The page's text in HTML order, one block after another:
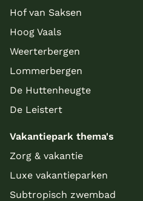
Hof van Saksen
Hoog Vaals
Weerterbergen
Lommerbergen
De Huttenheugte
De Leistert
Vakantiepark thema's
Zorg & vakantie
Luxe vakantieparken
Subtropisch zwembad